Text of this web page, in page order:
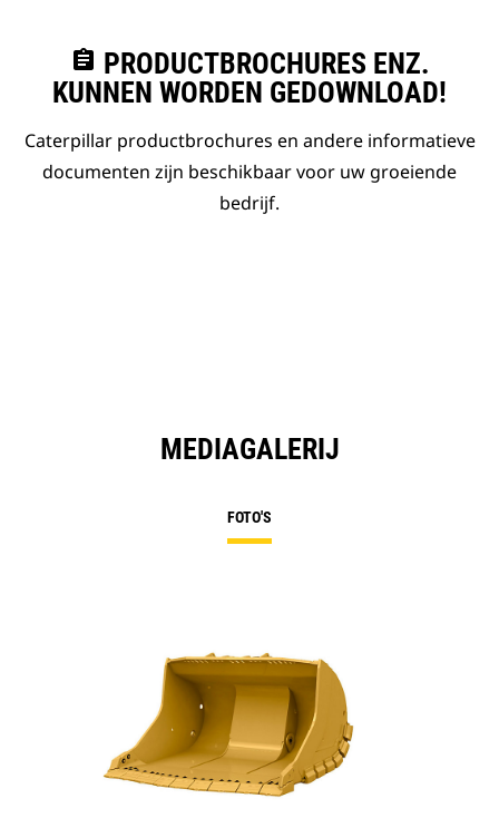
assignment PRODUCTBROCHURES ENZ.
KUNNEN WORDEN GEDOWNLOAD!
Caterpillar productbrochures en andere informatieve
documenten zijn beschikbaar voor uw groeiende
bedrijf.
MEDIAGALERIJ
FOTO'S